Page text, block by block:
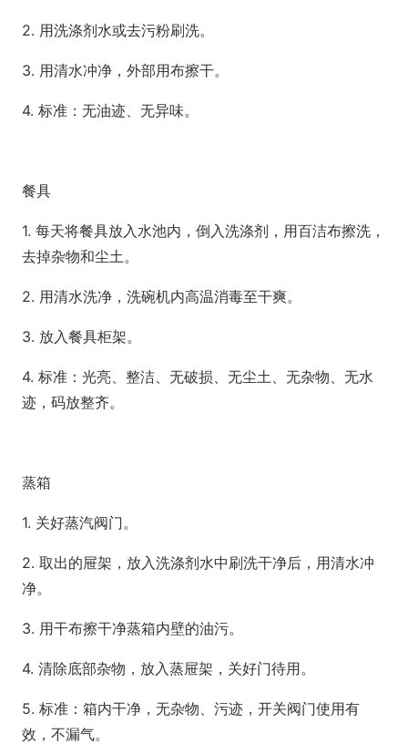
2. 用洗涤剂水或去污粉刷洗。
3. 用清水冲净，外部用布擦干。
4. 标准：无油迹、无异味。
餐具
1. 每天将餐具放入水池内，倒入洗涤剂，用百洁布擦洗，
去掉杂物和尘土。
2. 用清水洗净，洗碗机内高温消毒至干爽。
3. 放入餐具柜架。
4. 标准：光亮、整洁、无破损、无尘土、无杂物、无水
迹，码放整齐。
蒸箱
1. 关好蒸汽阀门。
2. 取出的屉架，放入洗涤剂水中刷洗干净后，用清水冲
净。
3. 用干布擦干净蒸箱内壁的油污。
4. 清除底部杂物，放入蒸屉架，关好门待用。
5. 标准：箱内干净，无杂物、污迹，开关阀门使用有
效，不漏气。